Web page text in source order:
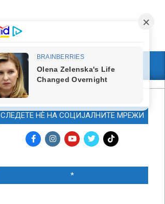
МАРКЕТИНГ
СЛЕДЕТЕ НЀ НА СОЦИЈАЛНИТЕ МРЕЖИ
*